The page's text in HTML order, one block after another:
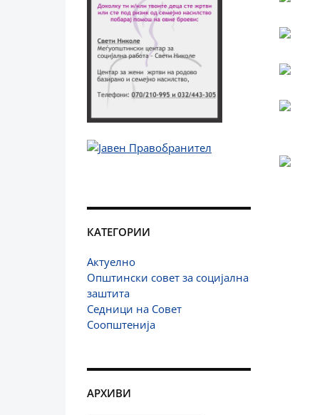
КАТЕГОРИИ
Актуелно
Општински совет за социјална
заштита
Седници на Совет
Соопштенија
АРХИВИ